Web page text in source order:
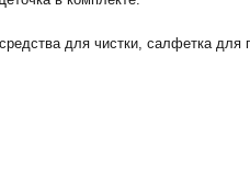
для чистки, салфетка для